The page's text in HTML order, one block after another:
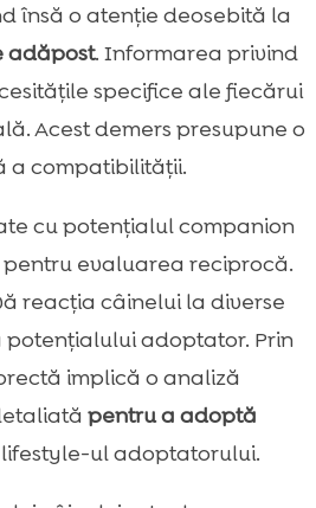
însă o atenție deosebită la
adăpost. Informarea privind
specifice ale fiecărui
Acest demers presupune o
a compatibilității.
cu potențialul companion
evaluarea reciprocă.
reacția câinelui la diverse
potențialului adoptator. Prin
implică o analiză
pentru a adoptă
ul adoptatorului.